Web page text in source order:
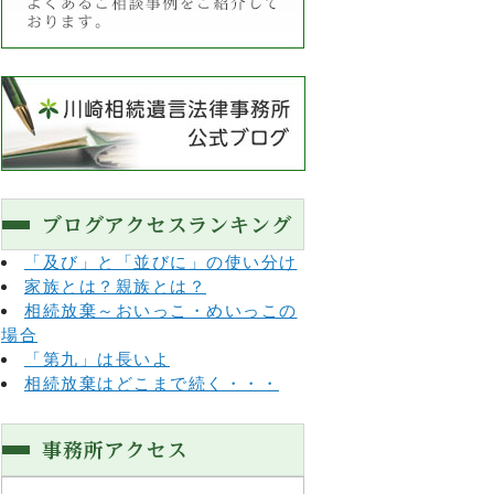
「及び」と「並びに」の使い分け
家族とは？親族とは？
相続放棄～おいっこ・めいっこの
場合
「第九」は長いよ
相続放棄はどこまで続く・・・